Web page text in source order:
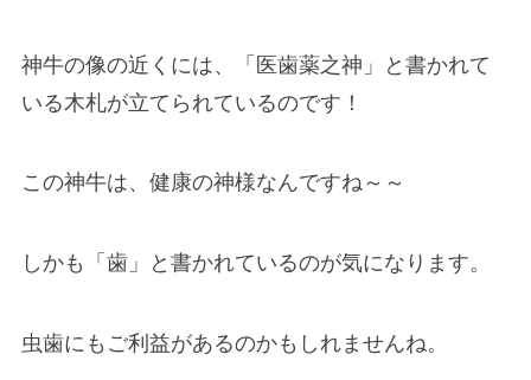
神牛の像の近くには、「医歯薬之神」と書かれて
いる木札が立てられているのです！
この神牛は、健康の神様なんですね～～
しかも「歯」と書かれているのが気になります。
虫歯にもご利益があるのかもしれませんね。